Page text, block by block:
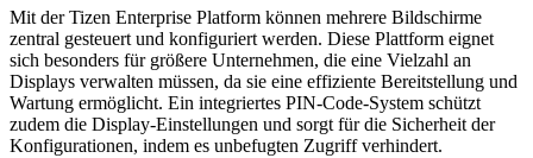
Mit der Tizen Enterprise Platform können mehrere Bildschirme
zentral gesteuert und konfiguriert werden. Diese Plattform eignet
sich besonders für größere Unternehmen, die eine Vielzahl an
Displays verwalten müssen, da sie eine effiziente Bereitstellung und
Wartung ermöglicht. Ein integriertes PIN-Code-System schützt
zudem die Display-Einstellungen und sorgt für die Sicherheit der
Konfigurationen, indem es unbefugten Zugriff verhindert.